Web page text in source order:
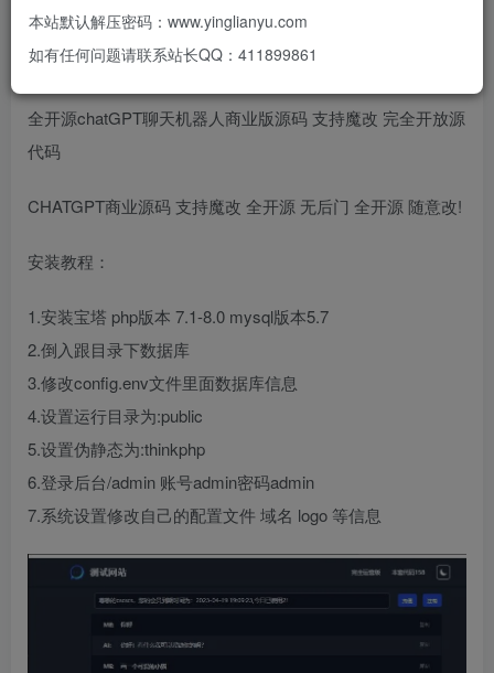
立即购买
您当前未登录！建议登陆后购买，可保存购买订单
全开源chatGPT聊天机器人商业版源码 支持魔改 完全开放源
代码
CHATGPT商业源码 支持魔改 全开源 无后门 全开源 随意改!
安装教程：
1.安装宝塔 php版本 7.1-8.0 mysql版本5.7
2.倒入跟目录下数据库
3.修改config.env文件里面数据库信息
4.设置运行目录为:public
5.设置伪静态为:thinkphp
6.登录后台/admin 账号admin密码admin
7.系统设置修改自己的配置文件 域名 logo 等信息
本站默认解压密码：www.yinglianyu.com
如有任何问题请联系站长QQ：411899861